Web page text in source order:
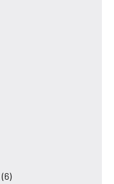
(6)